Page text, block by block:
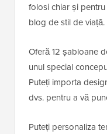
folosi chiar și
blog de stil de viață.
Oferă 12 șabloane
unul special
Puteți importa
dvs. pentru a vă
Puteți personaliza